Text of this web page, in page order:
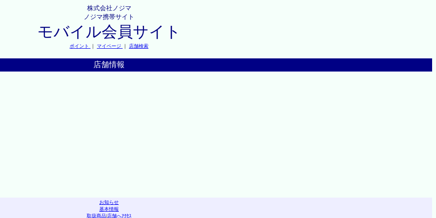
株式会社ノジマ
ノジマ携帯サイト
モバイル会員サイト
ポイント ｜ マイページ ｜ 店舗検索
店舗情報
お知らせ
基本情報
取扱商品|店舗へｱｸｾｽ